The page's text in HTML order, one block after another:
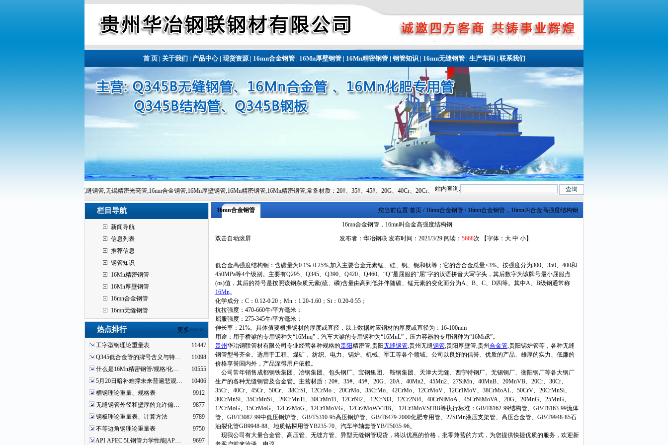
首 页| 关于我们 | 产品中心| 现货资源| 16mn合金钢管| 16Mn厚壁钢管| 16Mn精密钢管| 钢管知识| 16mn无缝钢管| 生产车间 | 联系我们
您的到来!本站主营有:16mn无缝钢管,无锡精密光亮管,16mn合金钢管,16Mn厚壁钢管,16Mn精密钢管,16Mn精密钢管,常备材质：20#、35#、45#、20G、40Cr、20Cr、16Mn-45Mn、27SiMn、Cr5Mo、12CrMo(T12)、12Cr1MoV、12Cr1MoVG、10CrMo910、
站内查询:
栏目导航
新闻导航
信息列表
推荐信息
钢管知识
16Mn精密钢管
16Mn厚壁钢管
16mn合金钢管
16mn无缝钢管
热点排行 更多>>>>
工字型钢理论重量表
11447
Q345低合金管的牌号含义与特…
11098
什么是16Mn精密钢管/规格/化…
10555
5月20日暗补难撑未来普遍悲观…
10406
槽钢理论重量、规格表
9912
无缝钢管外径和壁厚的允许偏…
9877
钢板理论重量表、计算方法
9789
不等边角钢理论重量表
9750
API APEC 5L钢管力学性能|AP…
9697
16mn合金钢管 您当前位置:首页 / 16mn合金钢管 / 16mn合金钢管，16mn叫合金高强度结构钢
16mn合金钢管，16mn叫合金高强度结构钢
双击自动滚屏
发布者：华冶钢联 发布时间：2021/3/29 阅读： 5668次 【字体： 大 中 小】
低合金高强度结构钢：含碳量为0.1%-0.25%,加入主要合金元素锰、硅、钒、铌和钛等；它的含合金总量<3%。按强度分为300、350、400和
450MPa等4个级别。主要有Q295、Q345、Q390、Q420、Q460。“Q”是屈服的“屈”字的汉语拼音大写字头，其后数字为该牌号最小屈服点
(σs)值，其后的符号是按照该钢杂质元素(硫、磷)含量由高到低并伴随碳、锰元素的变化而分为A、B、C、D四等。其中A、B级钢通常称
16Mn。
化学成分：C：0.12-0.20；Mn：1.20-1.60；Si：0.20-0.55；
抗拉强度：470-660牛/平方毫米；
屈服强度：275-345牛/平方毫米；
伸长率：21%。具体值要根据钢材的厚度或直径，以上数据对应钢材的厚度或直径为：16-100mm
用途：用于桥梁的专用钢种为“16Mnq”，汽车大梁的专用钢种为“16MnL”，压力容器的专用钢种为“16MnR”。
贵州华冶钢联管材有限公司专业经营各种规格的贵阳精密管,贵阳无缝钢管,贵州无缝钢管,贵阳厚壁管,贵州合金管,贵阳锅炉管等，各种无缝
钢管型号齐全。适用于工程、煤矿 、纺织、电力、锅炉、机械、军工等各个领域。公司以良好的信誉、优质的产品、雄厚的实力、低廉的
价格享誉国内外，产品深得用户依赖。
公司常年销售成都钢铁集团、冶钢集团、包头钢厂、宝钢集团、 鞍钢集团、天津大无缝、西宁特钢厂、无锡钢厂、衡阳钢厂等各大钢厂
生产的各种无缝钢管及合金管。主营材质：20#、35#、45#、20G、20A、40Mn2、45Mn2、27SiMn、40MnB、20MnVB、20Cr、30Cr、
35Cr、40Cr、45Cr、50Cr、 38CrSi、12CrMo 、20CrMo、35CrMo、42CrMo、12CrMoV、12Cr1MoV、38CrMoAL、50CrV、20CrMnSi、
30CrMnSi、35CrMnSi、 20CrMnTi、30CrMnTi、12CrNi2、 12CrNi3、12Cr2Ni4、40CrNiMoA、45CrNiMoVA、20G、20MnG、25MnG、
12CrMoG、15CrMoG、12Cr2MoG、12Cr1MoVG、12Cr2MoWVTiB、 12Cr3MoVSiTiB等执行标准：GB/T8162-99结构管、GB/T8163-99流体
管、GB/T3087-99中低压锅炉管、GB/T5310-95高压锅炉管、GB/T6479-2000化肥专用管、27SiMn液压支架管、高压合金管、GB/T9948-85石
油裂化管GB9948-88、地质钻探用管YB235-70、汽车半轴套管YB/T5035-96。
现我公司有大量合金管、高压管、无缝方管、异型无缝钢管现货，将以优惠的价格，批零兼营的方式，为您提供快捷优质的服务，欢迎新